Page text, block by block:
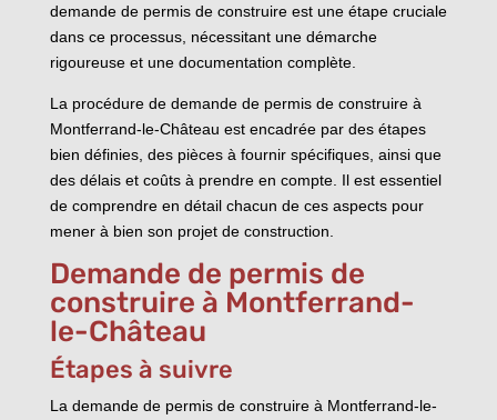
demande de permis de construire est une étape cruciale
dans ce processus, nécessitant une démarche
rigoureuse et une documentation complète.
La procédure de demande de permis de construire à
Montferrand-le-Château est encadrée par des étapes
bien définies, des pièces à fournir spécifiques, ainsi que
des délais et coûts à prendre en compte. Il est essentiel
de comprendre en détail chacun de ces aspects pour
mener à bien son projet de construction.
Demande de permis de
construire à Montferrand-
le-Château
Étapes à suivre
La demande de permis de construire à Montferrand-le-